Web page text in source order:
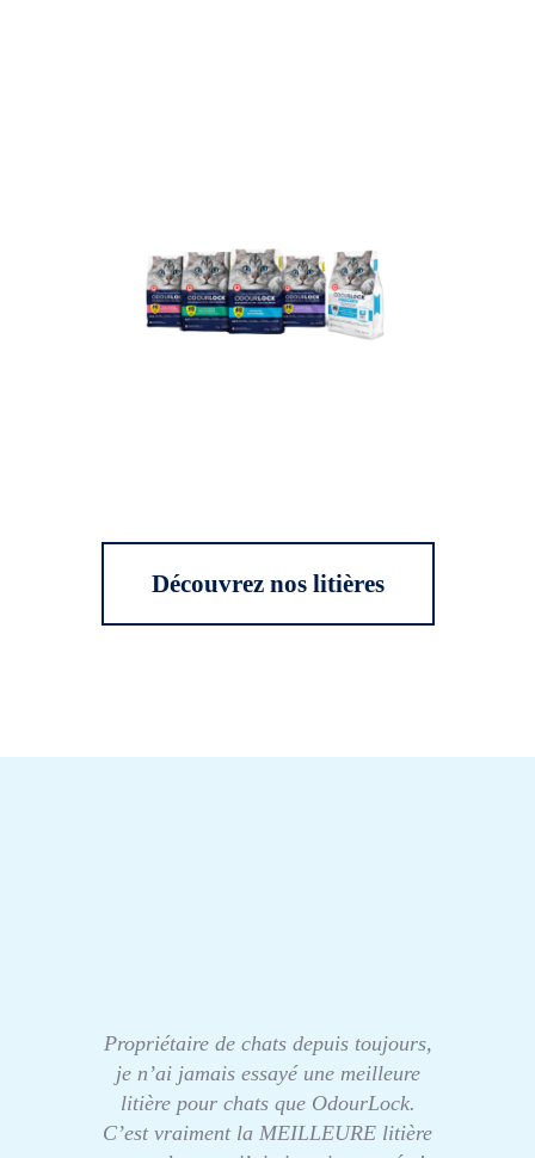
Découvrez nos litières
Propriétaire de chats depuis toujours,
je n’ai jamais essayé une meilleure
litière pour chats que OdourLock.
C’est vraiment la MEILLEURE litière